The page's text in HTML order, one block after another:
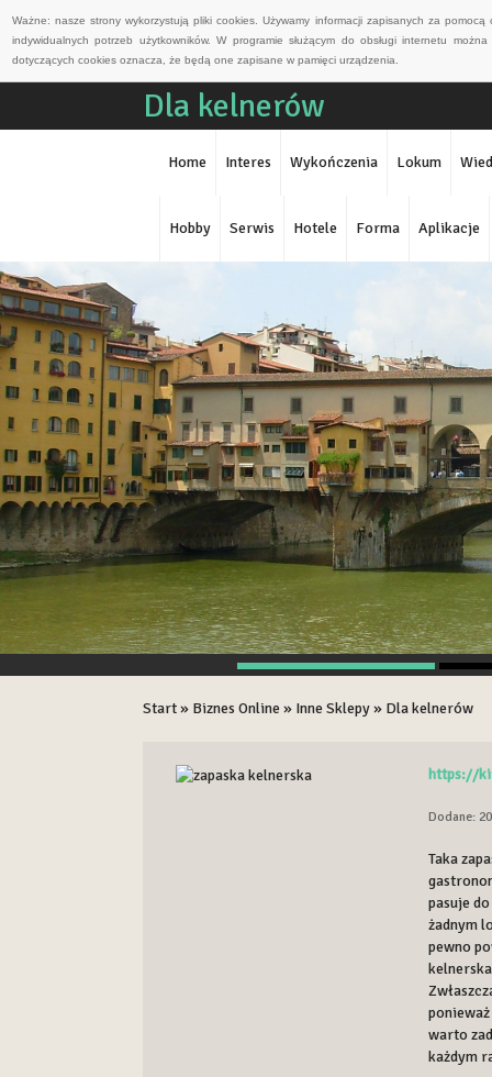
Ważne: nasze strony wykorzystują pliki cookies. Używamy informacji zapisanych za
indywidualnych potrzeb użytkowników. W programie służącym do obsługi internetu
dotyczących cookies oznacza, że będą one zapisane w pamięci urządzenia.
Dla kelnerów
Home Interes Wykończenia Lokum
Hobby Serwis Hotele Forma Aplikacje
Start» Biznes Online » Inne Sklepy» Dla kelnerów
https://
Dodane:
Taka
pasuje
żadnym
pewno
warto
każdym